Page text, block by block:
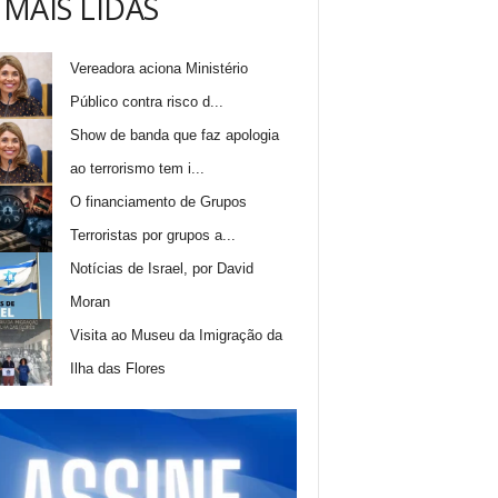
LIDAS
Vereadora aciona Ministério
Público contra risco d...
Show de banda que faz apologia
ao terrorismo tem i...
O financiamento de Grupos
Terroristas por grupos a...
Notícias de Israel, por David
Moran
Visita ao Museu da Imigração da
Ilha das Flores